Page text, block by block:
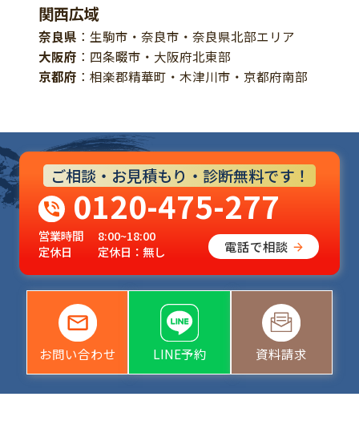
関西広域
奈良県 ：生駒市・奈良市・奈良県北部エリア
大阪府 ：四条畷市・大阪府北東部
京都府 ：相楽郡精華町・木津川市・京都府南部
ご相談・お見積もり・診断無料です！
0120-475-277
営業時間
8:00~18:00
定休日
定休日：無し 電話で相談
お問い合わせ LINE予約 資料請求